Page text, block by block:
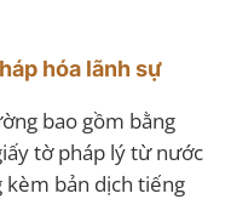
hóa lãnh sự
bao gồm bằng
tờ pháp lý từ nước
kèm bản dịch tiếng